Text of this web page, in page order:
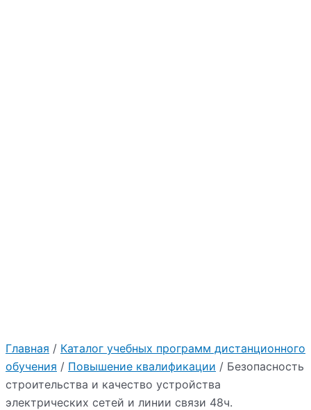
Главная / Каталог учебных программ дистанционного
обучения / Повышение квалификации / Безопасность
строительства и качество устройства
электрических сетей и линии связи 48ч.